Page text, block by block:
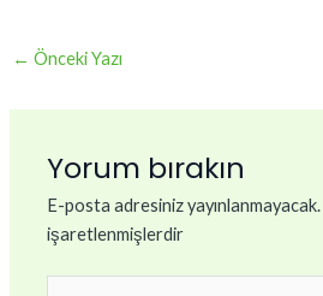
← Önceki Yazı
Yorum bırakın
E-posta adresiniz yayınlanmayacak.
işaretlenmişlerdir